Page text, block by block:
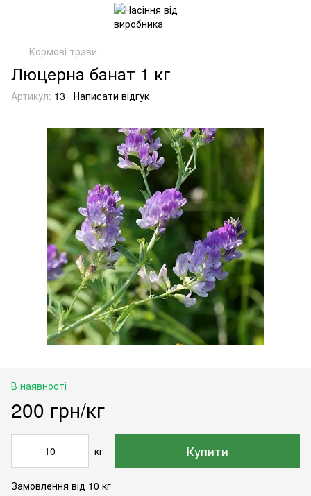
Кормові трави
Люцерна банат 1 кг
Артикул: 13 Написати відгук
В наявності
200 грн/кг
кг Купити
Замовлення від 10 кг